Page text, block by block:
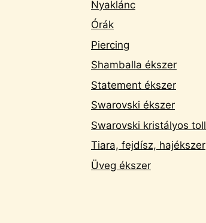
Nyaklánc
Órák
Piercing
Shamballa ékszer
Statement ékszer
Swarovski ékszer
Swarovski kristályos toll
Tiara, fejdísz, hajékszer
Üveg ékszer